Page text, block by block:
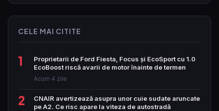
CELE MAI CITITE
1
Proprietarii de Ford Fiesta, Focus și EcoSport cu 1.0
EcoBoost riscă avarii de motor înainte de termen
Acum 4 zile
2
CNAIR avertizează asupra unor cuie sudate aruncate
pe A2. Ce risc apare la viteza de autostradă